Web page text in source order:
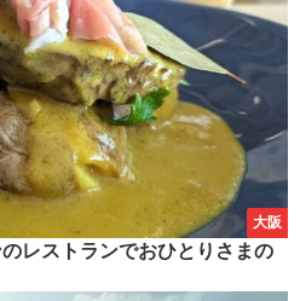
大阪
レストランでおひとりさまの